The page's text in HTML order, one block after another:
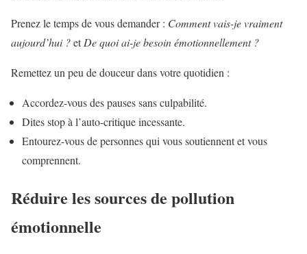
Prenez le temps de vous demander : Comment vais-je vraiment
aujourd’hui ?etDe quoi ai-je besoin émotionnellement ?
Remettez un peu de douceur dans votre quotidien :
Accordez-vous des pauses sans culpabilité.
Dites stop à l’auto-critique incessante.
Entourez-vous de personnes qui vous soutiennent et vous
comprennent.
Réduire les sources de pollution
émotionnelle